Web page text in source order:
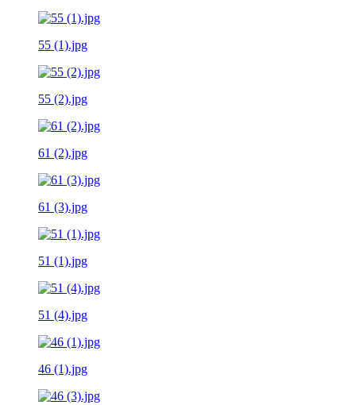
55 (1).jpg
55 (2).jpg
61 (2).jpg
61 (3).jpg
51 (1).jpg
51 (4).jpg
46 (1).jpg